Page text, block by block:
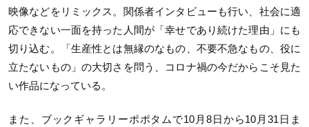
映像などをリミックス。関係者インタビューも行い、社会に適
応できない一面を持った人間が「幸せであり続けた理由」にも
切り込む。「生産性とは無縁のなもの、不要不急なもの、役に
立たないもの」の大切さを問う、コロナ禍の今だからこそ見た
い作品になっている。
また、ブックギャラリーポポタムで10月8日から10月31日ま